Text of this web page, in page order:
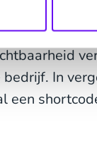
voor
bedrijf. In
een